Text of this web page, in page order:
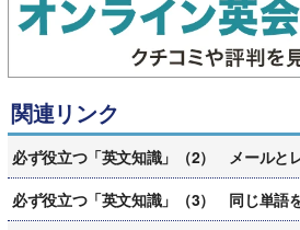
関連リンク
必ず役立つ「英文知識」（2） メールと
必ず役立つ「英文知識」（3） 同じ単語